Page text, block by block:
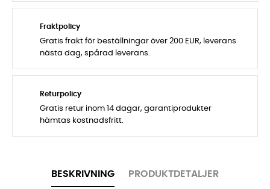
Fraktpolicy
Gratis frakt för beställningar över 200 EUR, leverans
nästa dag, spårad leverans.
Returpolicy
Gratis retur inom 14 dagar, garantiprodukter
hämtas kostnadsfritt.
BESKRIVNING PRODUKTDETALJER